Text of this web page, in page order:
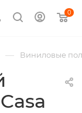
0
— Виниловые